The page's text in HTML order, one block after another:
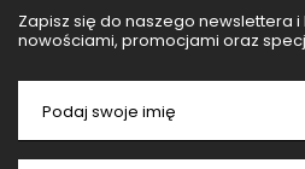
Zapisz się do naszego newslettera
nowościami, promocjami oraz
Podaj swoje imię